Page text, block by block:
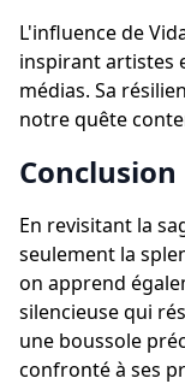
L'influence de
inspirant artistes
médias. Sa
notre quête
Conclusion
En revisitant la
seulement la
on apprend
silencieuse qui
une boussole
confronté à ses